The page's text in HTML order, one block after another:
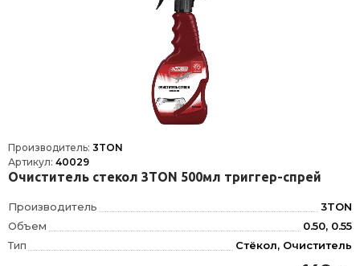
Производитель: 3TON
Артикул: 40029
Очиститель стекол 3TON 500мл триггер-спрей
Производитель
3TON
Объем
0.50, 0.55
Тип
Стёкол, Очиститель